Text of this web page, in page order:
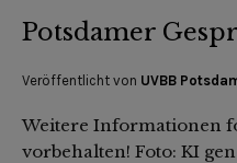
Potsdamer
Veröffentlicht von UVBB
Weitere Informationen
vorbehalten! Foto: KI